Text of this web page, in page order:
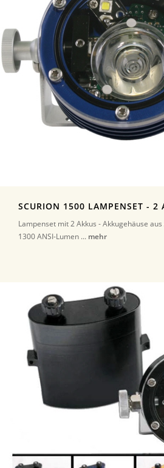
SCURION 1500 LAMPENSET - 2
Lampenset mit 2 Akkus - Akkugehäuse
1300 ANSI-Lumen ... mehr